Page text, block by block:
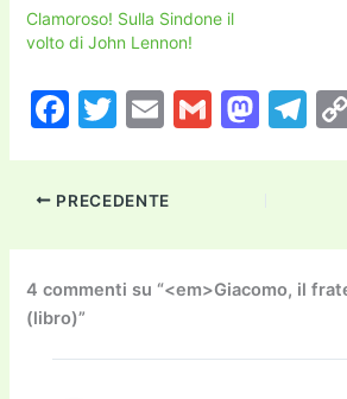
Clamoroso! Sulla Sindone il
volto di John Lennon!
F
c
e
b
o
o
k
T
itt
er
E
ai
l
G
M
d
o
T
a
m
PRECEDENTE
4 commenti su “<em>Giacomo, il
(libro)”